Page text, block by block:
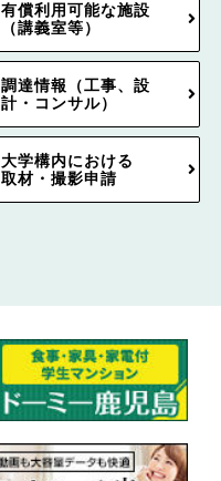
有償利用可能な施設
（講義室等）
調達情報（工事、設
計・コンサル）
大学構内における
取材・撮影申請